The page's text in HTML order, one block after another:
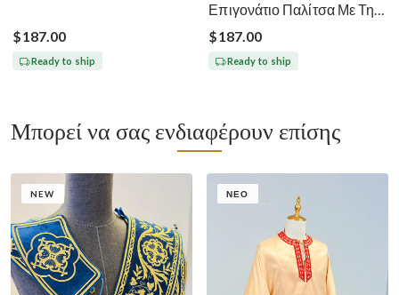
$187.00
Ready to ship
Επιγονάτιο Παλίτσα Με Την
Εικόνα Του Αγίου Πέτρου
Χρυσό
$187.00
Ready to ship
Μπορεί να σας ενδιαφέρουν επίσης
NEW ΝΈΟ